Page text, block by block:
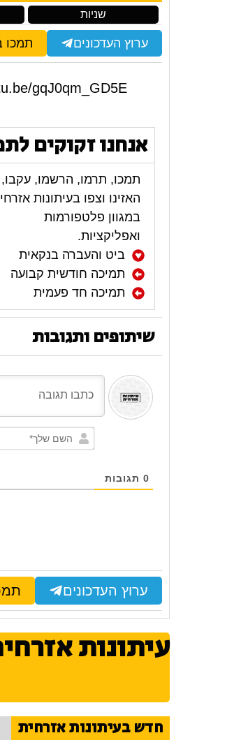
שניות
ערוץ העדכונים תמכו
gqJ0qm_GD5E
אנחנו זקוקים
תמכו, תרמו, הרשמו, עקבו,
האזינו וצפו בעיתונות
במגוון פלטפורמות
ואפליקציות.
ביט והעברה בנקאית
תמיכה חודשית קבועה
תמיכה חד פעמית
שיתופים ותגובות
0 תגובות
ערוץ העדכונים
עיתונות
חדש בעיתונות אזרחית